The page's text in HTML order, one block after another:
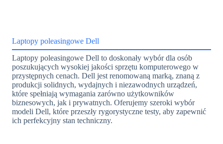
Laptopy poleasingowe Dell
Laptopy poleasingowe Dell to doskonały wybór dla osób
poszukujących wysokiej jakości sprzętu komputerowego w
przystępnych cenach. Dell jest renomowaną marką, znaną z
produkcji solidnych, wydajnych i niezawodnych urządzeń,
które spełniają wymagania zarówno użytkowników
biznesowych, jak i prywatnych. Oferujemy szeroki wybór
modeli Dell, które przeszły rygorystyczne testy, aby zapewnić
ich perfekcyjny stan techniczny.